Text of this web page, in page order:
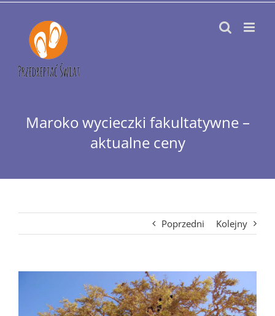
Przejdź
zawartości
Maroko wycieczki fakultatywne –
aktualne ceny
Poprzedni Kolejny